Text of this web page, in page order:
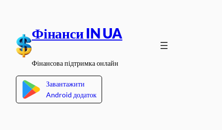
вмісту
Фінанси IN UA
Фінансова підтримка онлайн
Завантажити
Android додаток